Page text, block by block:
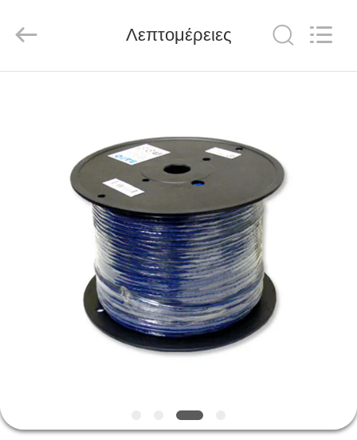
ΠΕΡΊΠΟΥ
ΕΡΓΟΣΤΑΣΊΩΝ
ΠΟΙΟΤΙΚΌΣ
ΜΑΣ
LTD.
Λεπτομέρειες